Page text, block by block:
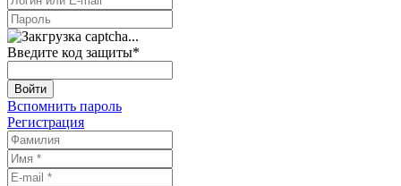
Введите код защиты*
Войти
Вспомнить пароль
Регистрация